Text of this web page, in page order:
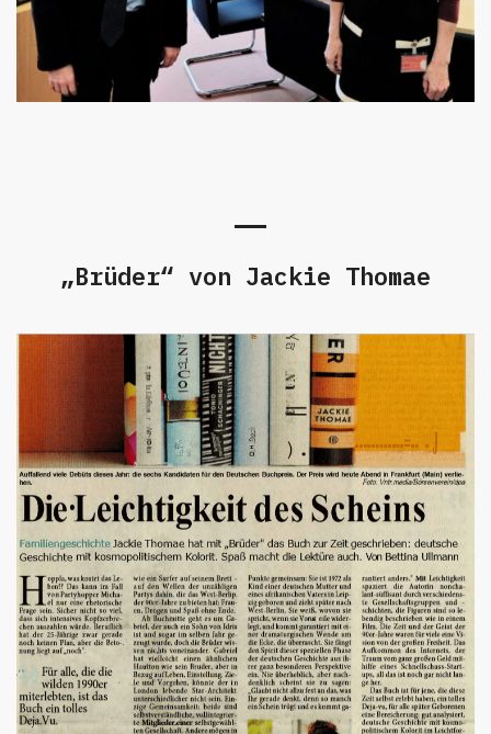
„Brüder“ von Jackie Thomae